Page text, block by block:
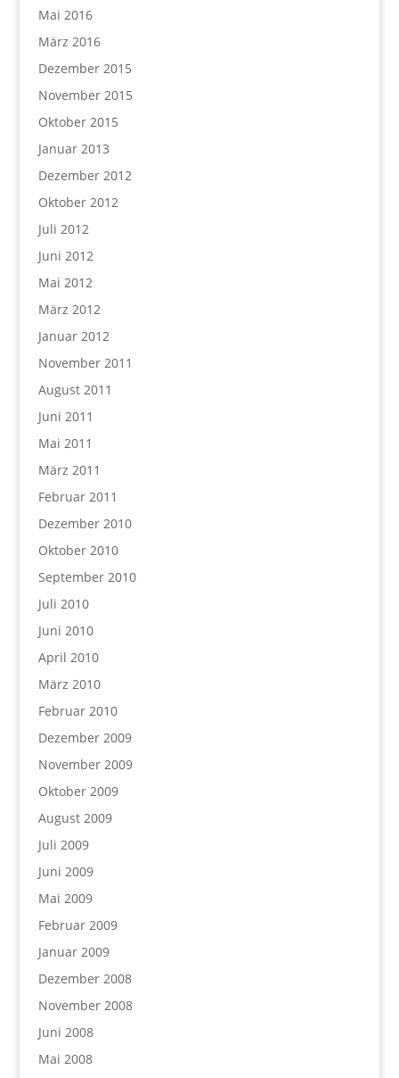
Mai 2016
März 2016
Dezember 2015
November 2015
Oktober 2015
Januar 2013
Dezember 2012
Oktober 2012
Juli 2012
Juni 2012
Mai 2012
März 2012
Januar 2012
November 2011
August 2011
Juni 2011
Mai 2011
März 2011
Februar 2011
Dezember 2010
Oktober 2010
September 2010
Juli 2010
Juni 2010
April 2010
März 2010
Februar 2010
Dezember 2009
November 2009
Oktober 2009
August 2009
Juli 2009
Juni 2009
Mai 2009
Februar 2009
Januar 2009
Dezember 2008
November 2008
Juni 2008
Mai 2008